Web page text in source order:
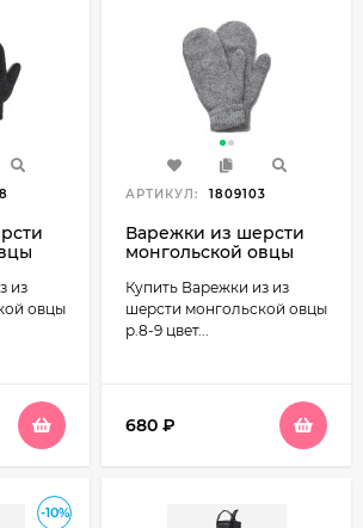
из
овцы
АРТИКУЛ: 1809103
Варежки из шерсти
монгольской овцы
Купить Варежки из из
шерсти монгольской овцы
р.8-9 цвет...
680 ₽
-10%